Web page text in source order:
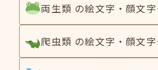
両生類 の絵文字・顔文
爬虫類 の絵文字・顔文